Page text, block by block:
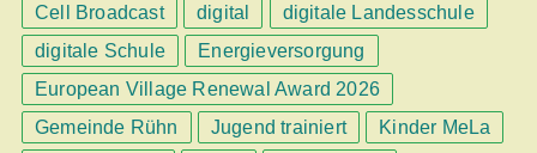
Cell Broadcast
digital
digitale Landesschule
digitale Schule
Energieversorgung
European Village Renewal Award 2026
Gemeinde Rühn
Jugend trainiert
Kinder MeLa